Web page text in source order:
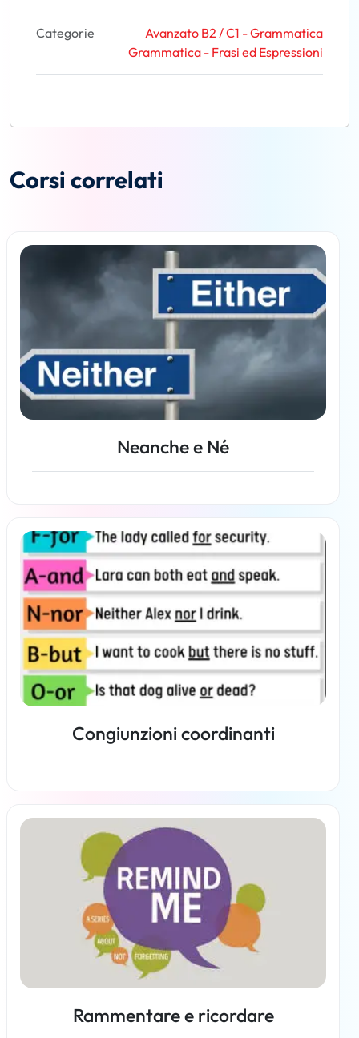
Categorie
Avanzato B2 / C1 - Grammatica
Grammatica - Frasi ed Espressioni
Corsi correlati
Neanche e Né
Per saperne di più
Congiunzioni coordinanti
Per saperne di più
Rammentare e ricordare